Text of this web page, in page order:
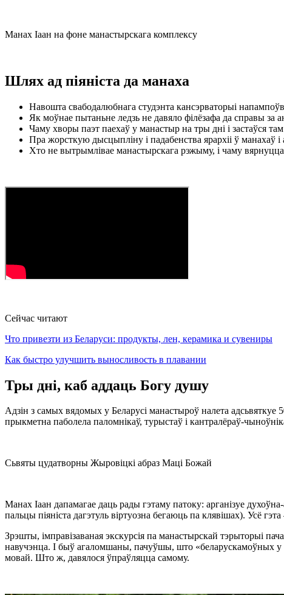
Манах Іаан на фоне манастырскага комплексу
Шлях ад піяніста да манаха
Навошта свабодалюбнага студэнта кансэрваторыі
Як моўнае пытаньне ледзь не давяло філёзафа да справы за
Чаму хворы паэт паехаў у манастыр на тры дні і застаўся там
Пра жорсткую дысцыпліну і падабенства ярархіі ў манахаў і
Хто не вытрымлівае манастырскага рэжыму, і чаму
Сейчас читают
Что привезти из Беларуси: продукты, лен, керамика и сувениры
Как быстро улучшить выносливость в плавании
Тры дні, каб аддаць Богу душу
Адзін з самых вядомых у Беларусі манастыроў налета адсьвяткуе
прыкметна паболела паломнікаў, турыстаў і кантралёраў-
Сьвяты цудатворны Жыровіцкі абраз Маці Божай
Манах Іаан дапамагае даць рады гэтаму патоку: арганізуе
пальцы піяніста дагэтуль віртуозна бегаюць па клявішах). Усё
Зрэшты, імправізаваная экскурсія па манастырскай тэрыторыі
навучэнца. І быў агаломшаны, пачуўшы, што «беларускамоўных у
мовай. Што ж, давялося ўпраўляцца самому.